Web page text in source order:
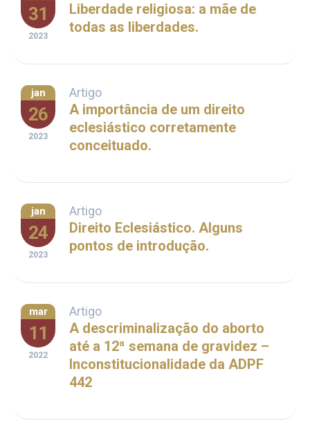
31
2023
Liberdade religiosa: a mãe de
todas as liberdades.
jan
26
2023
Artigo
A importância de um direito
eclesiástico corretamente
conceituado.
jan
24
2023
Artigo
Direito Eclesiástico. Alguns
pontos de introdução.
mar
11
2022
Artigo
A descriminalização do aborto
até a 12ª semana de gravidez –
Inconstitucionalidade da ADPF
442